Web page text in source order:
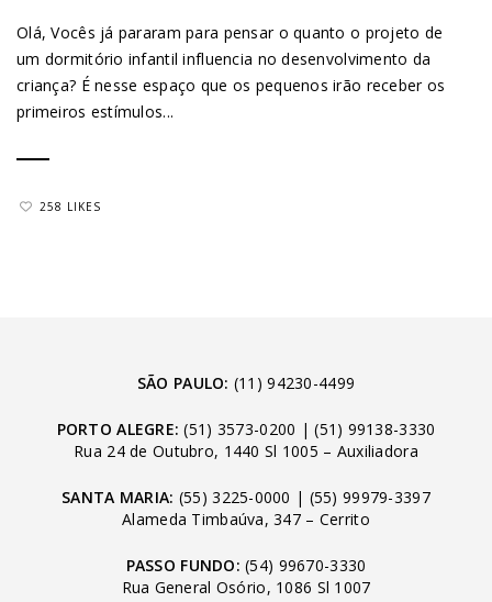
Olá, Vocês já pararam para pensar o quanto o projeto de
um dormitório infantil influencia no desenvolvimento da
criança? É nesse espaço que os pequenos irão receber os
primeiros estímulos...
258 LIKES
SÃO PAULO: (11) 94230-4499
PORTO ALEGRE: (51) 3573-0200 |(51) 99138-3330
Rua 24 de Outubro, 1440 Sl 1005 – Auxiliadora
SANTA MARIA: (55) 3225-0000 | (55) 99979-3397
Alameda Timbaúva, 347 – Cerrito
PASSO FUNDO: (54) 99670-3330
Rua General Osório, 1086 Sl 1007